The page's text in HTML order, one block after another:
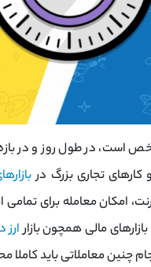
است، در طول روز و در
تجاری بزرگ در
امکان معامله برای
مالی همچون بازارارز
چنین معاملاتی باید